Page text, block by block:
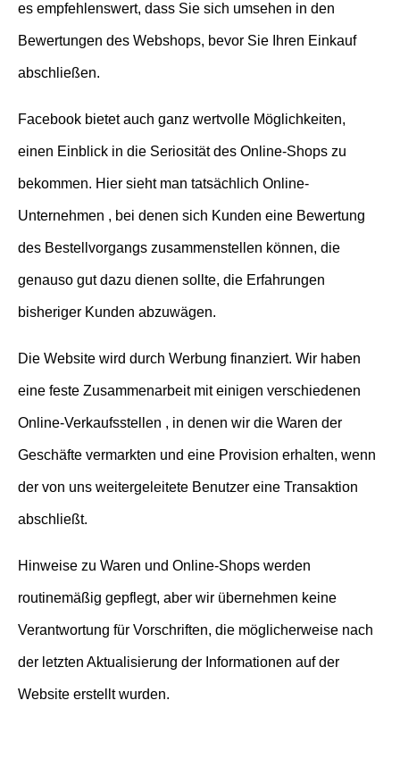
es empfehlenswert, dass Sie sich umsehen in den
Bewertungen des Webshops, bevor Sie Ihren Einkauf
abschließen.
Facebook bietet auch ganz wertvolle Möglichkeiten,
einen Einblick in die Seriosität des Online-Shops zu
bekommen. Hier sieht man tatsächlich Online-
Unternehmen , bei denen sich Kunden eine Bewertung
des Bestellvorgangs zusammenstellen können, die
genauso gut dazu dienen sollte, die Erfahrungen
bisheriger Kunden abzuwägen.
Die Website wird durch Werbung finanziert. Wir haben
eine feste Zusammenarbeit mit einigen verschiedenen
Online-Verkaufsstellen , in denen wir die Waren der
Geschäfte vermarkten und eine Provision erhalten, wenn
der von uns weitergeleitete Benutzer eine Transaktion
abschließt.
Hinweise zu Waren und Online-Shops werden
routinemäßig gepflegt, aber wir übernehmen keine
Verantwortung für Vorschriften, die möglicherweise nach
der letzten Aktualisierung der Informationen auf der
Website erstellt wurden.